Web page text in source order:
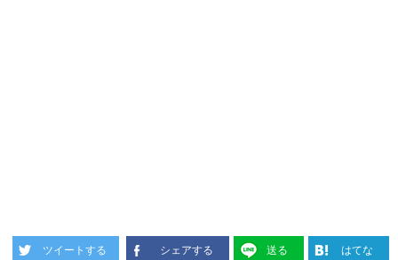
ツイートする シェアする 送る はてな